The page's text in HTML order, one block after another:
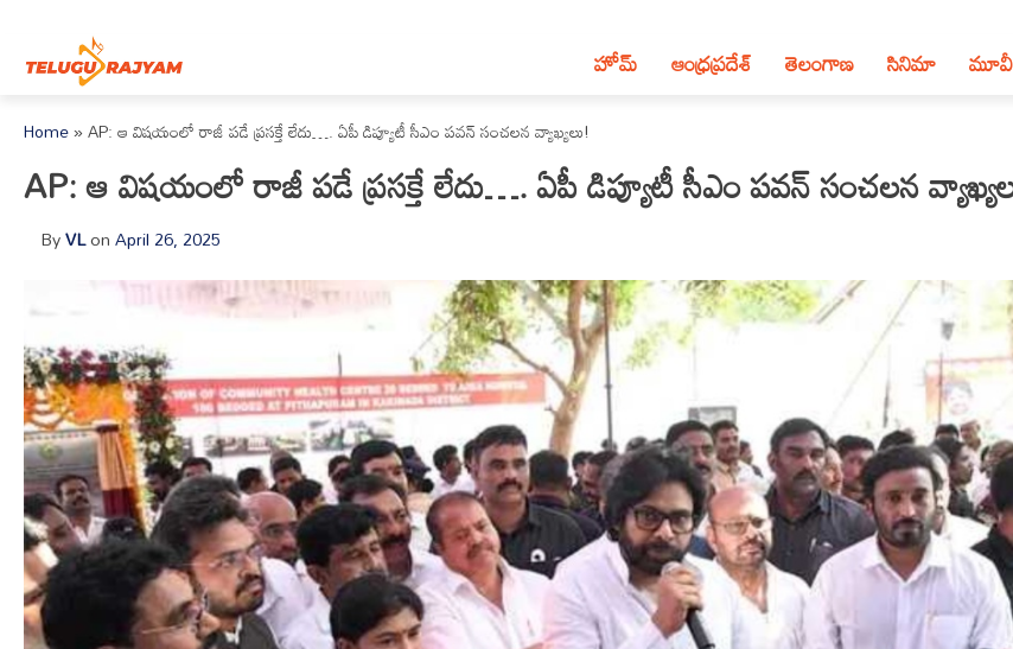
హోమ్ ఆంధ్ర‌ప్ర‌దేశ్‌ తెలంగాణ‌ సినిమా
Home»AP: ఆ విషయంలో రాజీ పడే ప్రసక్తే లేదు…. ఏపీ డిప్యూటీ సీఎం పవన్ సంచలన వ్యాఖ్యలు!
AP: ఆ విషయంలో రాజీ పడే ప్రసక్తే లేదు…. ఏపీ డిప్యూటీ సీఎం పవన్ సంచలన
ByVLonApril 26, 2025